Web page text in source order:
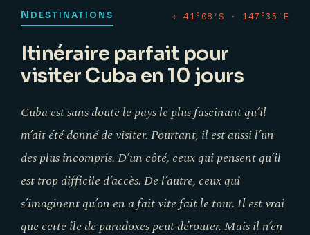
N DESTINATIONS ✛ 41°08′S · 147°35′E
Itinéraire parfait pour
visiter Cuba en 10 jours
Cuba est sans doute le pays le plus fascinant qu’il
m’ait été donné de visiter. Pourtant, il est aussi l’un
des plus incompris. D’un côté, ceux qui pensent qu’il
est trop difficile d’accès. De l’autre, ceux qui
s’imaginent qu’on en a fait vite fait le tour. Il est vrai
que cette île de paradoxes peut dérouter. Mais il n’en